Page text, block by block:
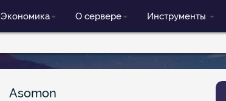
Экономика О сервере Инструменты
Asomon